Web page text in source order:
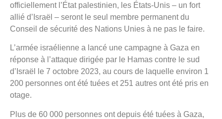
officiellement l’État palestinien, les États-Unis – un fort
allié d’Israël – seront le seul membre permanent du
Conseil de sécurité des Nations Unies à ne pas le faire.
L’armée israélienne a lancé une campagne à Gaza en
réponse à l’attaque dirigée par le Hamas contre le sud
d’Israël le 7 octobre 2023, au cours de laquelle environ 1
200 personnes ont été tuées et 251 autres ont été pris en
otage.
Plus de 60 000 personnes ont depuis été tuées à Gaza,